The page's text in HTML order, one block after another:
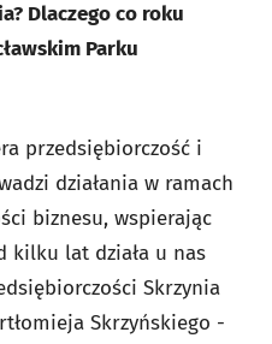
Dlaczego co roku
Parku
przedsiębiorczość i
działania w ramach
biznesu, wspierając
kilku lat działa u nas
Skrzynia
Skrzyńskiego -